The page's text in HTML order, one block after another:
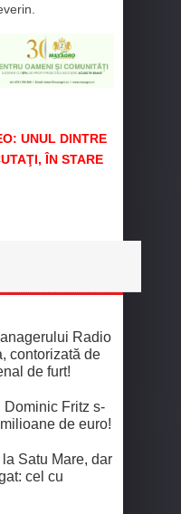
UNUL DINTRE
ÎN STARE
Radio
contorizată de
de furt!
Dominic Fritz s-
de euro!
Satu Mare, dar
cel cu